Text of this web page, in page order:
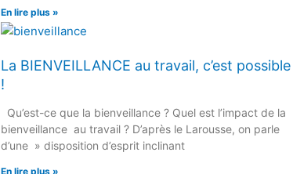
En lire plus »
La BIENVEILLANCE au travail, c’est possible
!
Qu’est-ce que la bienveillance ? Quel est l’impact de la
bienveillance au travail ? D’après le Larousse, on parle
d’une » disposition d’esprit inclinant
En lire plus »